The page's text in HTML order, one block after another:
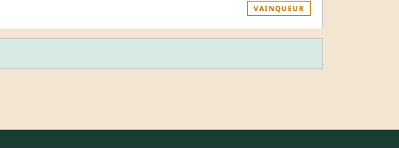
VAINQUEUR